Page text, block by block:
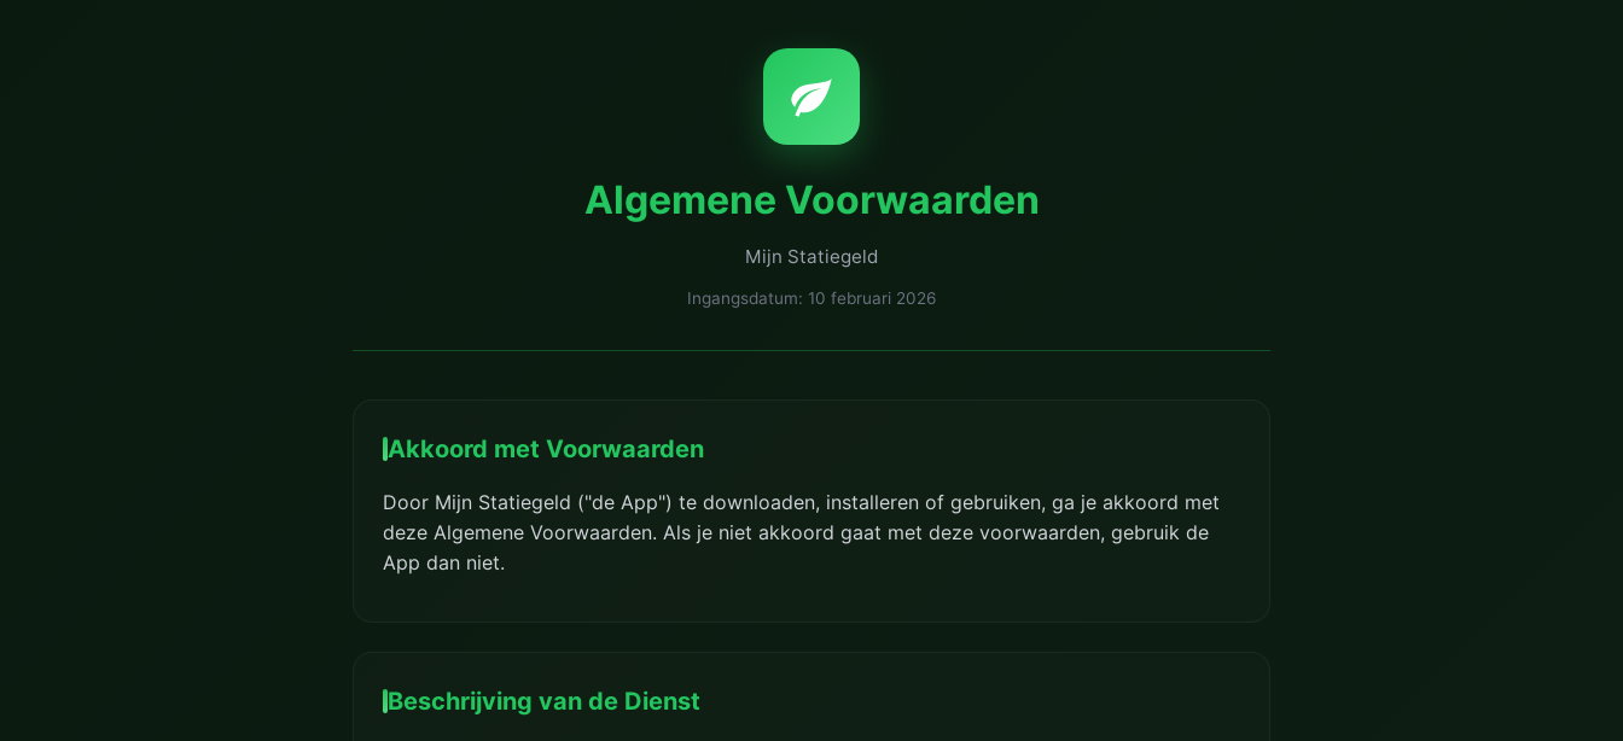
Algemene Voorwaarden
Mijn Statiegeld
Ingangsdatum: 10 februari 2026
Akkoord met Voorwaarden
Door Mijn Statiegeld ("de App") te downloaden, installeren of gebruiken, ga je akkoord met
deze Algemene Voorwaarden. Als je niet akkoord gaat met deze voorwaarden, gebruik de
App dan niet.
Beschrijving van de Dienst